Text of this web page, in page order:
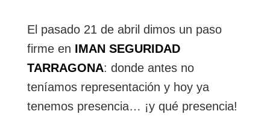
El pasado 21 de abril dimos un paso
firme en IMAN SEGURIDAD
TARRAGONA: donde antes no
teníamos representación y hoy ya
tenemos presencia… ¡y qué presencia!